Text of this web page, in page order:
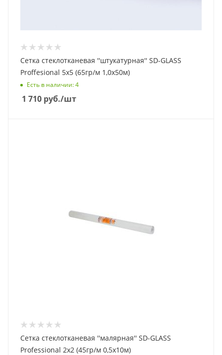
Сетка стеклотканевая ''штукатурная'' SD-GLASS
Proffesional 5х5 (65гр/м 1,0х50м)
Есть в наличии: 4
1 710 руб./шт
Сетка стеклотканевая ''малярная'' SD-GLASS
Professional 2x2 (45гр/м 0,5х10м)